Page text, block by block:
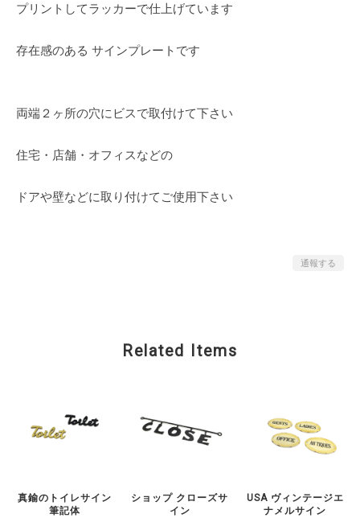
プリントしてラッカーで仕上げています
存在感のある サインプレートです
両端２ヶ所の穴にビスで取付けて下さい
住宅・店舗・オフィスなどの
ドアや壁などに取り付けてご使用下さい
通報する
Related Items
真鍮のトイレサイン
筆記体
ショップ クローズサ
イン
USA ヴィンテージエ
ナメルサイン